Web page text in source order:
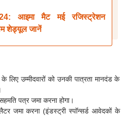
आइमा मैट मई रजिस्ट्रेशन
शेड्यूल जानें
के लिए उम्मीदवारों को उनकी पात्रता मानदंड के
पत्र जमा करना होगा।
जमा करना (इंडस्ट्री स्पॉन्सर्ड आवेदकों के